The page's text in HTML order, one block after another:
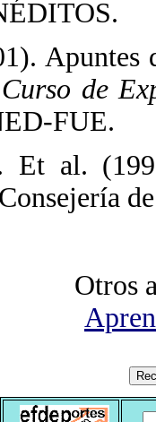
Apuntes
Curso de
FUE.
Et al.
Otros